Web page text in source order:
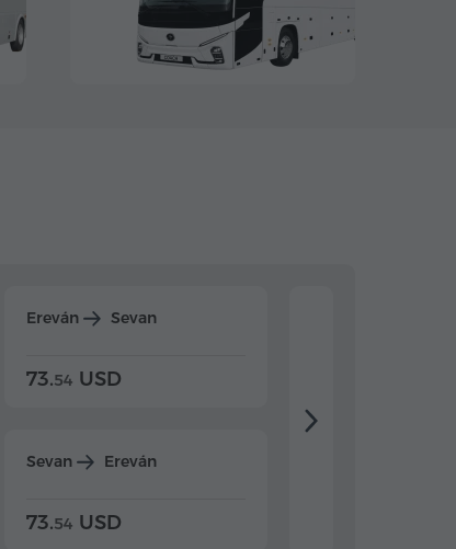
Ereván Sevan
73.54 USD
Sevan Ereván
73.54 USD